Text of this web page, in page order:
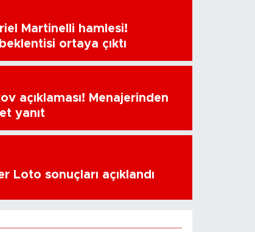
Martinelli hamlesi!
ortaya çıktı
açıklaması! Menajerinden
yanıt
Loto sonuçları açıklandı